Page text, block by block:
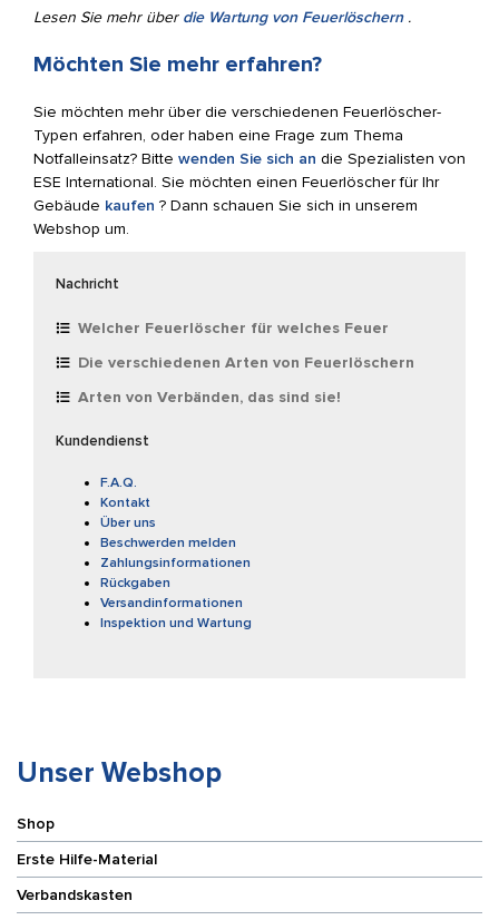
Lesen Sie mehr über die Wartung von Feuerlöschern.
Möchten Sie mehr erfahren?
Sie möchten mehr über die verschiedenen Feuerlöscher-
Typen erfahren, oder haben eine Frage zum Thema
Notfalleinsatz? Bitte wenden Sie sich an die Spezialisten von
ESE International. Sie möchten einen Feuerlöscher für Ihr
Gebäude kaufen ? Dann schauen Sie sich in unserem
Webshop um.
Nachricht
Welcher Feuerlöscher für welches Feuer
Die verschiedenen Arten von Feuerlöschern
Arten von Verbänden, das sind sie!
Kundendienst
F.A.Q.
Kontakt
Über uns
Beschwerden melden
Zahlungsinformationen
Rückgaben
Versandinformationen
Inspektion und Wartung
Unser Webshop
Shop
Erste Hilfe-Material
Verbandskasten